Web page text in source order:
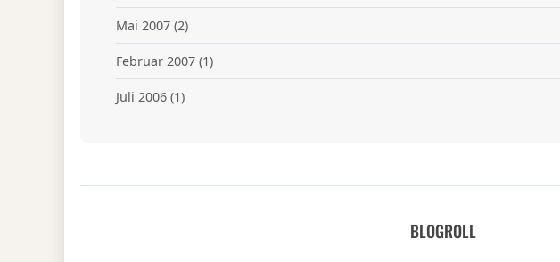
Mai 2007 (2)
Februar 2007 (1)
Juli 2006 (1)
BLOGROLL